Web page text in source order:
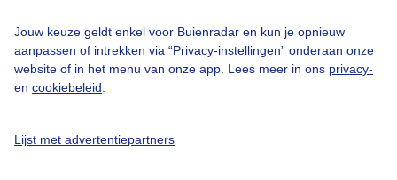
Jouw keuze geldt enkel voor Buienradar en kun je opnieuw
aanpassen of intrekken via “Privacy-instellingen” onderaan onze
website of in het menu van onze app. Lees meer in ons privacy-
en cookiebeleid
Lijst met advertentiepartners
Privacy beleid
Cookie beleid